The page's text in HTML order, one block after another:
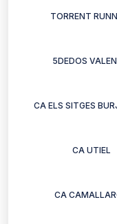
TORRENT
5DEDOS
CA ELS SITGES
CA UTIEL
CA